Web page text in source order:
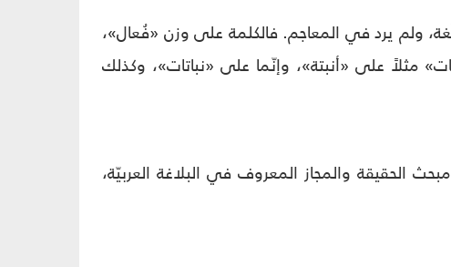
ولم يرد في المعاجم. فالكلمة على وزن «فُعال»،
مثلاً على «أنبتة»، وإنّما على «نباتات»، وكذلك
الحقيقة والمجاز المعروف في البلاغة العربيّة،